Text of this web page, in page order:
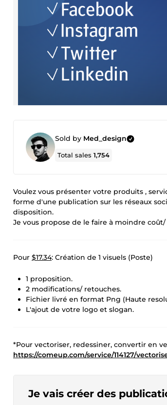
Sold by Med_design
Total sales1,754
Voulez vous présenter votre produits ,
forme d'une publication sur les réseaux
disposition.
Je vous propose de le faire à moindre
Pour $17.34: Création de 1 visuels (Poste)
1 proposition.
2 modifications/ retouches.
Fichier livré en format Png (Haute
L'ajout de votre logo et slogan.
*Pour vectoriser, redessiner, convertir en
https://comeup.com/service/114127/
Je vais créer des